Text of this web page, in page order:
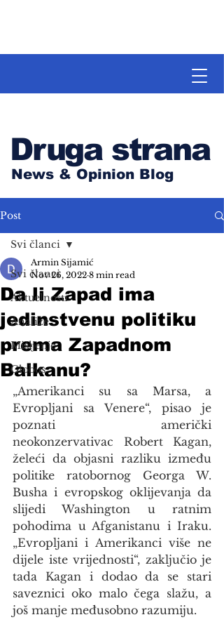
Druga strana
News & Opinion Blog
Post
Svi članci
Aktuelnosti
Analize
Mišljenje
Globus
Svi članci
Da li Zapad ima
jedinstvenu politiku
prema Zapadnom
Balkanu?
Armin Sijamić
Nov 26, 2022 8 min read
„Amerikanci su sa Marsa, a
Evropljani sa Venere“, pisao je
poznati američki
neokonzervativac Robert Kagan,
želeći da objasni razliku između
politike ratobornog Georga W.
Busha i evropskog oklijevanja da
slijedi Washington u ratnim
pohodima u Afganistanu i Iraku.
„Evropljani i Amerikanci više ne
dijele iste vrijednosti“, zaključio je
tada Kagan i dodao da se stari
saveznici oko malo čega slažu, a
još manje međusobno razumiju.